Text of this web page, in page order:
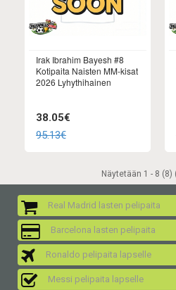
Irak Ibrahim Bayesh #8
Kotipaita Naisten MM-kisat
2026 Lyhythihainen
38.05€
95.13€
Näytetään 1 - 8 (8)
Real Madrid lasten pelipaita
Barcelona lasten pelipaita
Ronaldo pelipaita lapselle
Messi pelipaita lapselle